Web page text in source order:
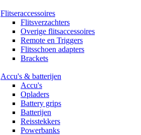
Flitseraccessoires
Flitsverzachters
Overige flitsaccessoires
Remote en Triggers
Flitsschoen adapters
Brackets
Accu's & batterijen
Accu's
Opladers
Battery grips
Batterijen
Reisstekkers
Powerbanks